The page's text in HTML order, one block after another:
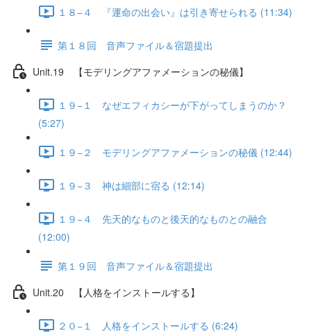
１８−４ 『運命の出会い』は引き寄せられる (11:34)
第１８回 音声ファイル＆宿題提出
Unit.19 【モデリングアファメーションの秘儀】
１９−１ なぜエフィカシーが下がってしまうのか？
(5:27)
１９−２ モデリングアファメーションの秘儀 (12:44)
１９−３ 神は細部に宿る (12:14)
１９−４ 先天的なものと後天的なものとの融合
(12:00)
第１９回 音声ファイル＆宿題提出
Unit.20 【人格をインストールする】
２０−１ 人格をインストールする (6:24)